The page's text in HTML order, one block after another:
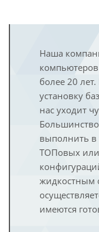
Наша
более 20
установку
нас уходит
выполнить в
ТОПовых
жидкостным
имеются